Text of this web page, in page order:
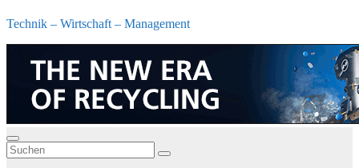
Technik – Wirtschaft – Management